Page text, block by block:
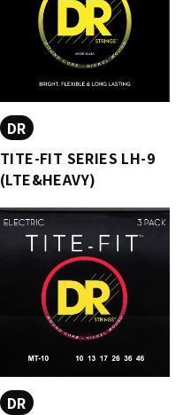
DR
TITE-FIT SERIES LH-9
(LTE&HEAVY)
DR